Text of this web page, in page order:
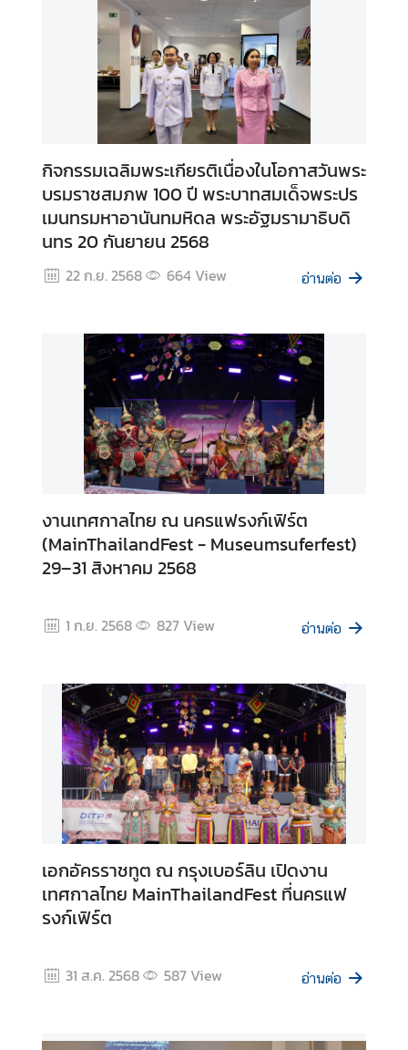
กิจกรรมเฉลิมพระเกียรติเนื่องในโอกาสวันพระ
บรมราชสมภพ 100 ปี พระบาทสมเด็จพระปร
เมนทรมหาอานันทมหิดล พระอัฐมรามาธิบดิ
นทร 20 กันยายน 2568
22 ก.ย. 2568 664View อ่านต่อ
งานเทศกาลไทย ณ นครแฟรงก์เฟิร์ต
(MainThailandFest - Museumsuferfest)
29–31 สิงหาคม 2568
1 ก.ย. 2568 827View อ่านต่อ
เอกอัครราชทูต ณ กรุงเบอร์ลิน เปิดงาน
เทศกาลไทย MainThailandFest ที่นครแฟ
รงก์เฟิร์ต
31 ส.ค. 2568 587View อ่านต่อ